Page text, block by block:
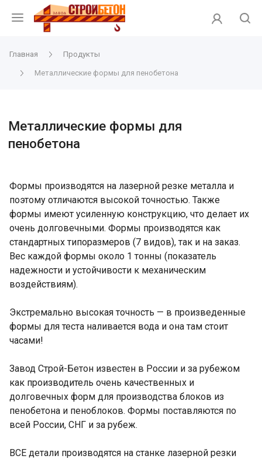
Главная Продукты
Металлические формы для пенобетона
Металлические формы для
пенобетона
Формы производятся на лазерной резке металла и
поэтому отличаются высокой точностью. Также
формы имеют усиленную конструкцию, что делает их
очень долговечными. Формы производятся как
стандартных типоразмеров (7 видов), так и на заказ.
Вес каждой формы около 1 тонны (показатель
надежности и устойчивости к механическим
воздействиям).
Экстремально высокая точность — в произведенные
формы для теста наливается вода и она там стоит
часами!
Завод Строй-Бетон известен в России и за рубежом
как производитель очень качественных и
долговечных форм для производства блоков из
пенобетона и пеноблоков. Формы поставляются по
всей России, СНГ и за рубеж.
ВСЕ детали производятся на станке лазерной резки